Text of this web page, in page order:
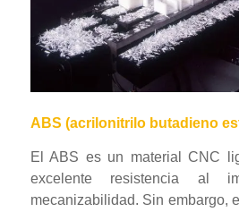
ABS (acrilonitrilo butadieno
El ABS es un material CNC
excelente resistencia al
mecanizabilidad. Sin embargo,